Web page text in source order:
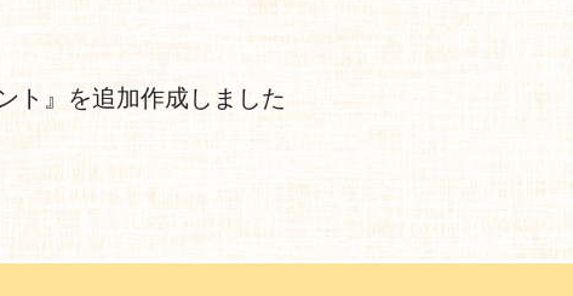
ト』を追加作成しました